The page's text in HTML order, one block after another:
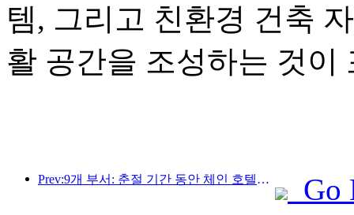
템, 그리고 친환경 건축
활 공간을 조성하는 것이
Prev:9개 부서: 춘절 기간 동안 체인 호텔과 부티크 숙박 시설에서 우대 혜택을 제공합니다.
Go